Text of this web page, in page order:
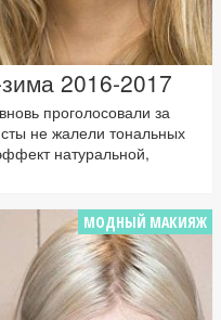
2016-2017
проголосовали за
не жалели тональных
натуральной,
МОДНЫЙ МАКИЯЖ